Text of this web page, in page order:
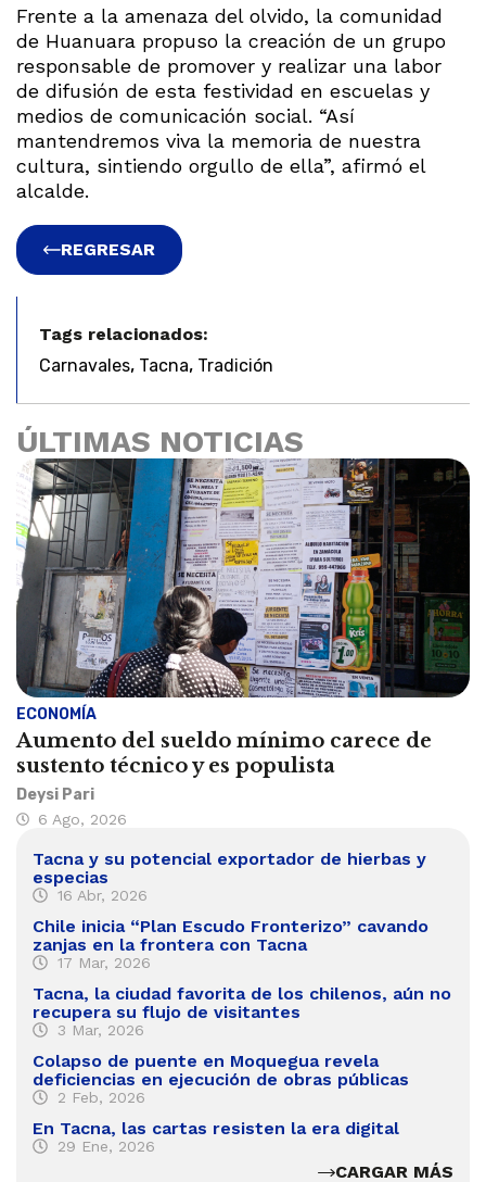
Frente a la amenaza del olvido, la comunidad
de Huanuara propuso la creación de un grupo
responsable de promover y realizar una labor
de difusión de esta festividad en escuelas y
medios de comunicación social. “Así
mantendremos viva la memoria de nuestra
cultura, sintiendo orgullo de ella”, afirmó el
alcalde.
REGRESAR
Tags relacionados:
Carnavales, Tacna, Tradición
ÚLTIMAS NOTICIAS
ECONOMÍA
Aumento del sueldo mínimo carece de
sustento técnico y es populista
Deysi Pari
6 Ago, 2026
Tacna y su potencial exportador de hierbas y
especias
16 Abr, 2026
Chile inicia “Plan Escudo Fronterizo” cavando
zanjas en la frontera con Tacna
17 Mar, 2026
Tacna, la ciudad favorita de los chilenos, aún no
recupera su flujo de visitantes
3 Mar, 2026
Colapso de puente en Moquegua revela
deficiencias en ejecución de obras públicas
2 Feb, 2026
En Tacna, las cartas resisten la era digital
29 Ene, 2026
CARGAR MÁS